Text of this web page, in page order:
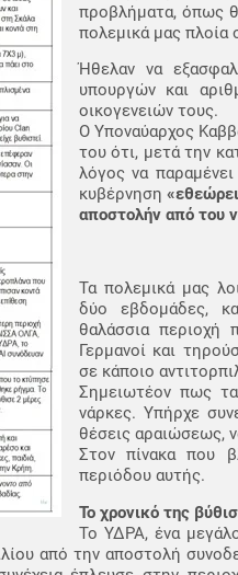
προβλήματα, όπως
πολεμικά μας πλοία
Ήθελαν να
υπουργών και
οικογενειών τους.
Ο Υποναύαρχος
του ότι, μετά την
λόγος να
κυβέρνηση
αποστολήν από του
Τα πολεμικά μας
δύο εβδομάδες,
θαλάσσια
Γερμανοί και
σε κάποιο
Σημειωτέον πως
νάρκες. Υπήρχε
θέσεις αραιώσεως,
Στον πίνακα που
περιόδου αυτής.
Το χρονικό της
Το ΥΔΡΑ, ένα
από την αποστολή